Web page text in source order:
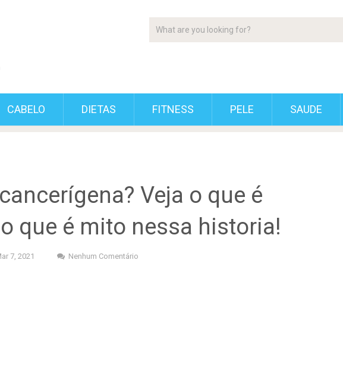
CABELO DIETAS FITNESS PELE SAUDE
Veja o que é
que é mito nessa historia!
7, 2021 Nenhum Comentário